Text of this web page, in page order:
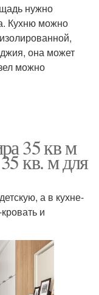
нужно
Кухню можно
она может
можно
35 кв м
кв. м для
а в кухне-
и